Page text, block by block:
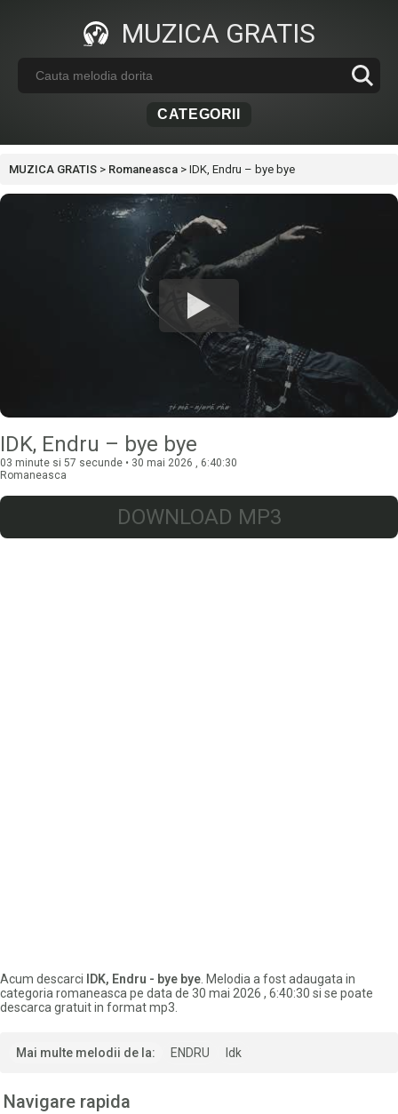
MUZICA GRATIS
CATEGORII
MUZICA GRATIS > Romaneasca > IDK, Endru – bye bye
IDK, Endru – bye bye
03 minute si 57 secunde • 30 mai 2026 , 6:40:30
Romaneasca
DOWNLOAD MP3
Acum descarci IDK, Endru - bye bye . Melodia a fost adaugata in
categoria romaneasca pe data de 30 mai 2026 , 6:40:30 si se poate
descarca gratuit in format mp3.
Mai multe melodii de la: ENDRU Idk
Navigare rapida